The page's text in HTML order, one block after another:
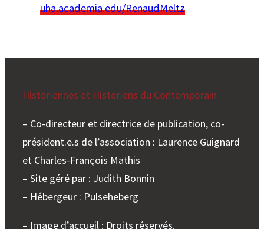
uha.academia.edu/RenaudMeltz
Historiennes et Historiens du Contemporain
– Co-directeur et directrice de publication, co-
président.e.s de l’association : Laurence Guignard
et Charles-François Mathis
– Site géré par : Judith Bonnin
– Hébergeur : Pulseheberg
– Image d’accueil : Droits réservés.